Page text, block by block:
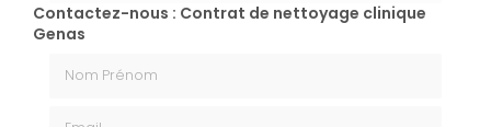
Contactez-nous : Contrat de nettoyage clinique
Genas